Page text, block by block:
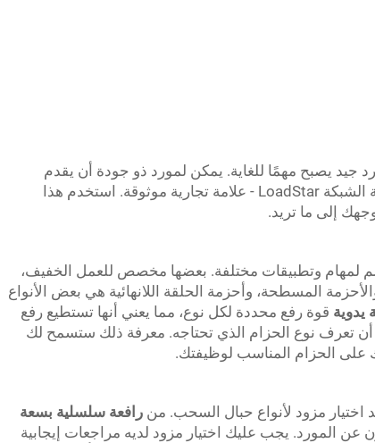
جيد يصبح مهمًا للغاية. يمكن لمورد ذو جودة أن يقدم
منتجات ذات جودة بسعر عادل ومناسب لك. أحزمة الشبكة LoadStar - علامة تجارية موثوقة. استخدم هذا
إلى ما تريد.
لمهام وتطبيقات مختلفة. بعضها مخصص للعمل الخفيف،
المسطحة، وأحزمة الحلقة اللانهائية هي بعض الأنواع
يدوية قوة رفع محددة لكل نوع، مما يعني أنها تستطيع رفع
أن تعرف نوع الحزام الذي تحتاجه. معرفة ذلك ستسمح لك
على الحزام المناسب لوظيفتك.
اختيار مزود لأنواع حبال السحب. من رافعة سلسلية بسعة
عن المورد. يجب عليك اختيار مزود لديه مراجعات إيجابية